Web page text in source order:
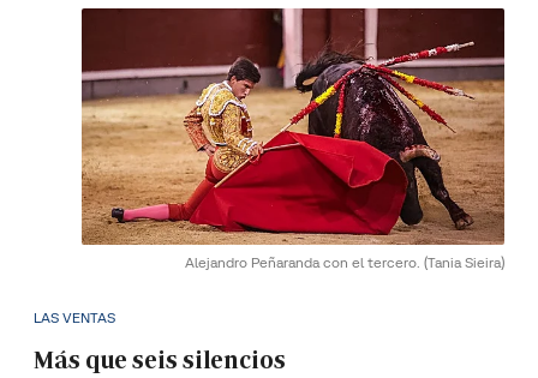
Alejandro Peñaranda con el tercero. (Tania Sieira)
LAS VENTAS
Más que seis silencios